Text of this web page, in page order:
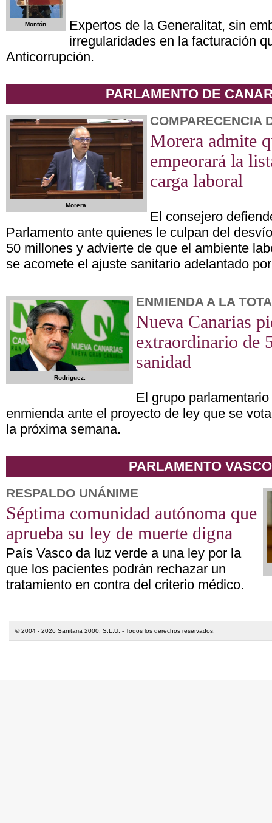
Montón.
Expertos de la Generalitat, sin
irregularidades en la facturación
Anticorrupción.
PARLAMENTO DE
Morera.
COMPARECENCIA
Morera admite
empeorará la
carga laboral
El consejero
Parlamento ante quienes le culpan del
50 millones y advierte de que el ambiente
se acomete el ajuste sanitario adelantado
Rodríguez.
ENMIENDA A LA
Nueva Canarias
extraordinario de
sanidad
El grupo
enmienda ante el proyecto de ley que se
la próxima semana.
PARLAMENTO VASCO
RESPALDO UNÁNIME
Séptima comunidad autónoma que
aprueba su ley de muerte digna
País Vasco da luz verde a una ley por la
que los pacientes podrán rechazar un
tratamiento en contra del criterio médico.
© 2004 - 2026 Sanitaria 2000, S.L.U. - Todos los derechos reservados.